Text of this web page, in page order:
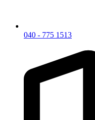
040 - 775 1513